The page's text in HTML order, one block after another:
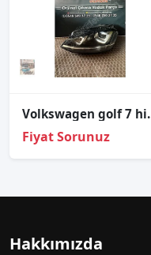
Volkswagen
Fiyat Sorunuz
Hakkımızda